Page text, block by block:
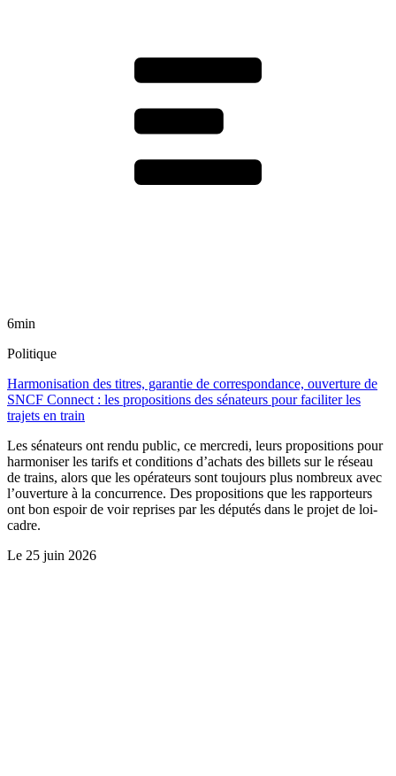
6min
Politique
Harmonisation des titres, garantie de correspondance, ouverture de
SNCF Connect : les propositions des sénateurs pour faciliter les
trajets en train
Les sénateurs ont rendu public, ce mercredi, leurs propositions pour
harmoniser les tarifs et conditions d’achats des billets sur le réseau
de trains, alors que les opérateurs sont toujours plus nombreux avec
l’ouverture à la concurrence. Des propositions que les rapporteurs
ont bon espoir de voir reprises par les députés dans le projet de loi-
cadre.
Le 25 juin 2026